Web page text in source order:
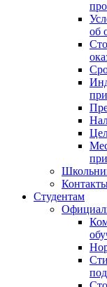
об
Студентам